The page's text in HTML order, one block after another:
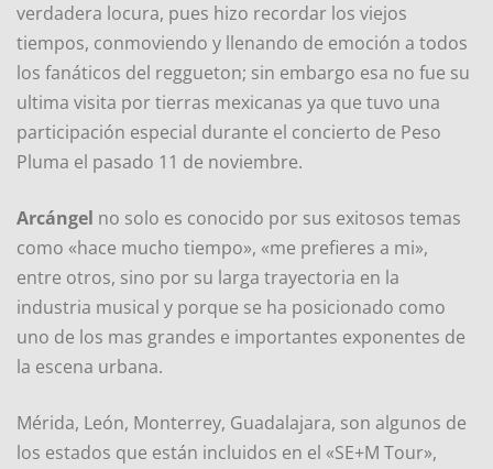
verdadera locura, pues hizo recordar los viejos
tiempos, conmoviendo y llenando de emoción a todos
los fanáticos del reggueton; sin embargo esa no fue su
ultima visita por tierras mexicanas ya que tuvo una
participación especial durante el concierto de Peso
Pluma el pasado 11 de noviembre.
Arcángel no solo es conocido por sus exitosos temas
como «hace mucho tiempo», «me prefieres a mi»,
entre otros, sino por su larga trayectoria en la
industria musical y porque se ha posicionado como
uno de los mas grandes e importantes exponentes de
la escena urbana.
Mérida, León, Monterrey, Guadalajara, son algunos de
los estados que están incluidos en el «SE+M Tour»,